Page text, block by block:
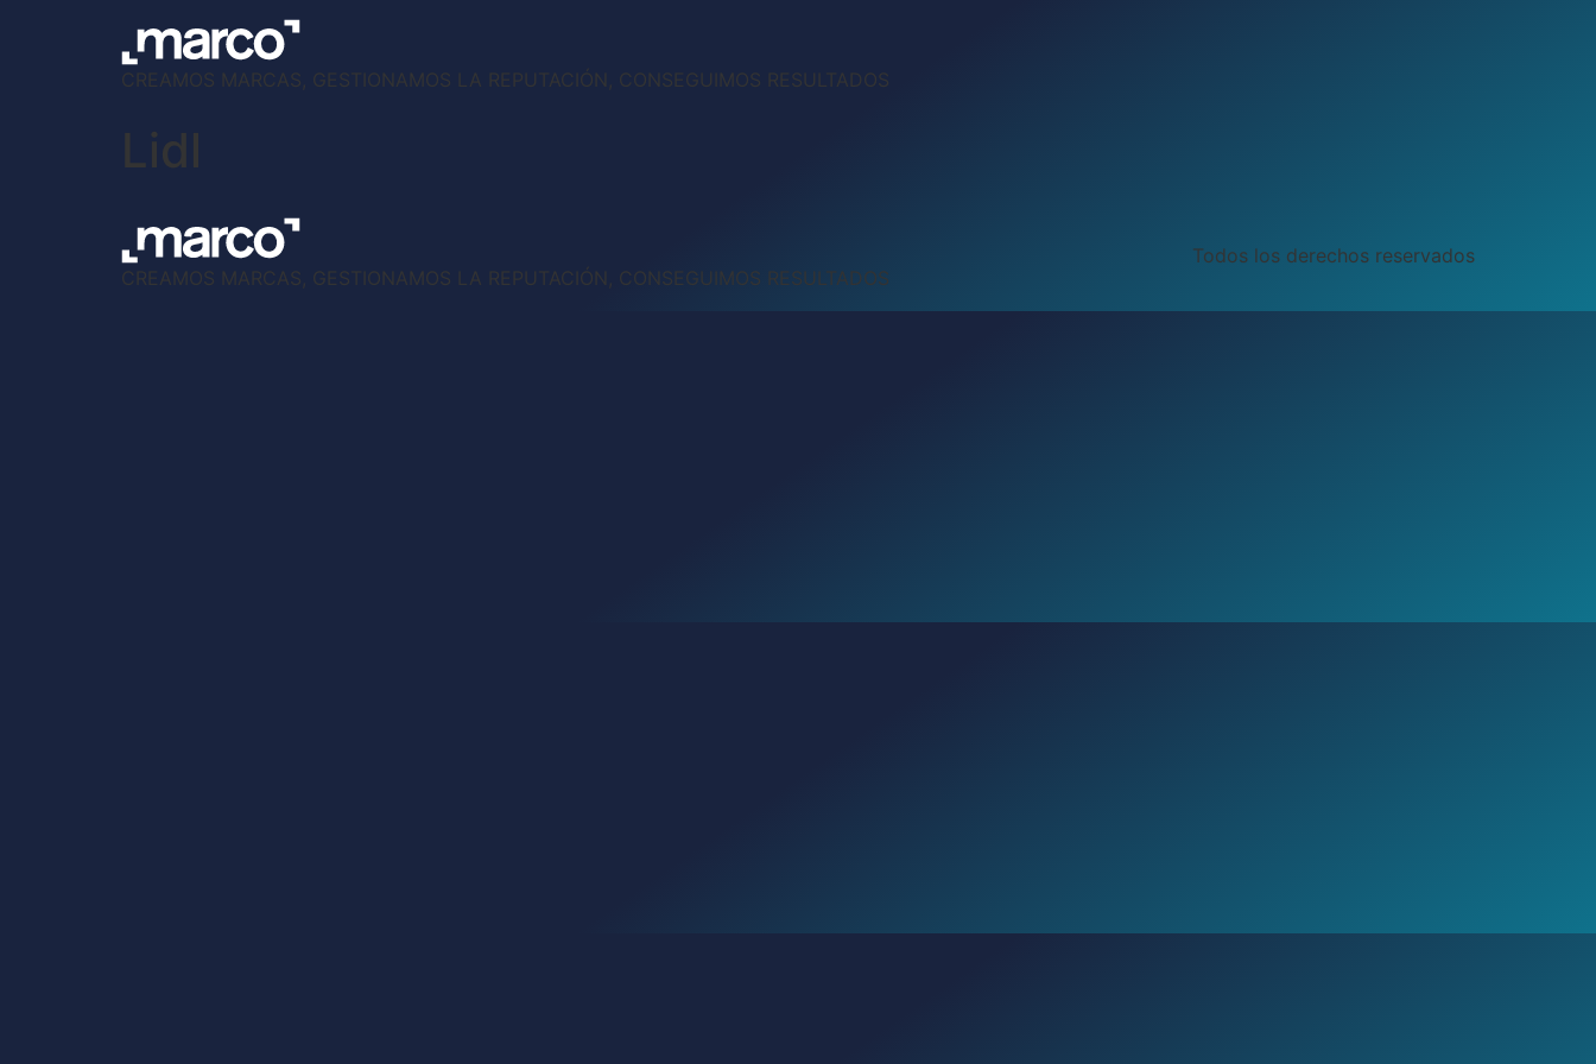
CREAMOS MARCAS, GESTIONAMOS LA REPUTACIÓN, CONSEGUIMOS RESULTADOS
Lidl
CREAMOS MARCAS, GESTIONAMOS LA REPUTACIÓN, CONSEGUIMOS RESULTADOS
Todos los derechos reservados